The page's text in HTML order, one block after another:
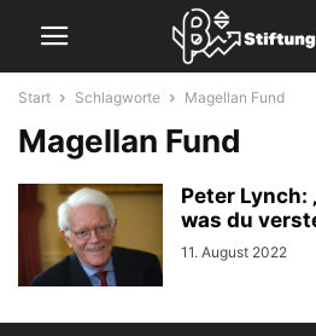
Start Schlagworte Magellan Fund
Magellan Fund
Peter Lynch:
was du
11. August 2022